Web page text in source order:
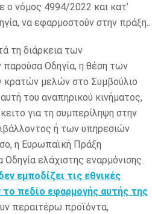
ο νόμος 4994/2022 και κατ’
να εφαρμοστούν στην πράξη..
τη διάρκεια των
παρούσα Οδηγία, η θέση των
μελών στο Συμβούλιο
του αναπηρικού κινήματος,
για τη συμπερίληψη στην
ή των υπηρεσιών
η Ευρωπαϊκή Πράξη
ελάχιστης εναρμόνισης.
εμποδίζει τις εθνικές
το πεδίο εφαρμογής αυτής της
περαιτέρω προϊόντα,